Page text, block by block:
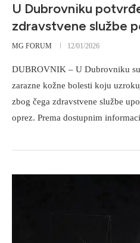
U Dubrovniku
zdravstvene službe
MG FORUM 12/01/2026
DUBROVNIK – U Dubrovniku
zarazne kožne bolesti koju
zbog čega zdravstvene službe
oprez. Prema dostupnim